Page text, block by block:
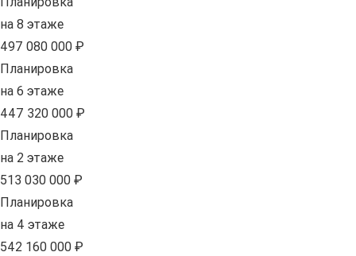
на 8 этаже
497 080 000 ₽
Планировка
на 6 этаже
447 320 000 ₽
Планировка
на 2 этаже
513 030 000 ₽
Планировка
на 4 этаже
542 160 000 ₽